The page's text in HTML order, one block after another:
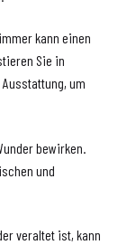
kann einen
Sie in
um
bewirken.
und
veraltet ist, kann